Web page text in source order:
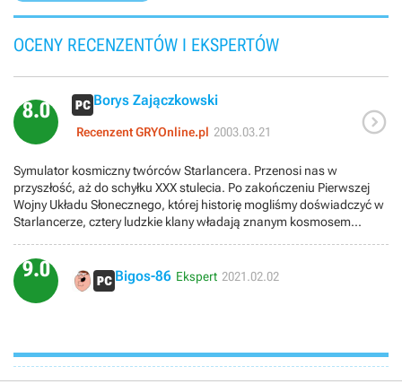
OCENY RECENZENTÓW I EKSPERTÓW
8.0 Borys Zajączkowski
Recenzent GRYOnline.pl 2003.03.21 
Symulator kosmiczny twórców Starlancera. Przenosi nas w
przyszłość, aż do schyłku XXX stulecia. Po zakończeniu Pierwszej
Wojny Układu Słonecznego, której historię mogliśmy doświadczyć w
Starlancerze, cztery ludzkie klany władają znanym kosmosem...
9.0 Bigos-86 Ekspert 2021.02.02